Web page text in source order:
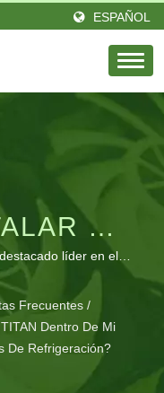
ESPAÑOL
EL
TITAN
MI
RV,
LAS
líder en el
equipo de ingenieros
una sucursal en
de distribuidores
productos se ven
una reputación y
la cantidad de líneas
Frecuentes /
Dentro De Mi
De Refrigeración?